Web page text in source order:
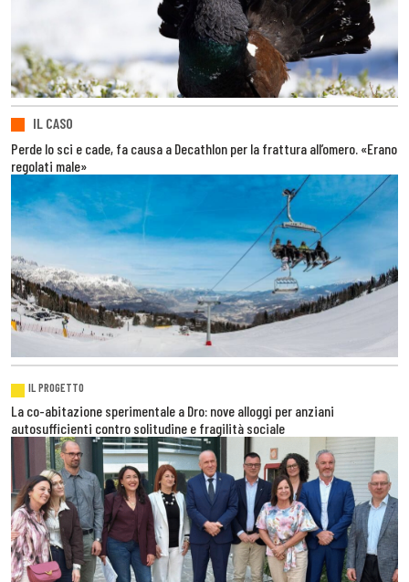
IL CASO
Perde lo sci e cade, fa causa a Decathlon per la frattura all’omero. «Erano
regolati male»
IL PROGETTO
La co-abitazione sperimentale a Dro: nove alloggi per anziani
autosufficienti contro solitudine e fragilità sociale